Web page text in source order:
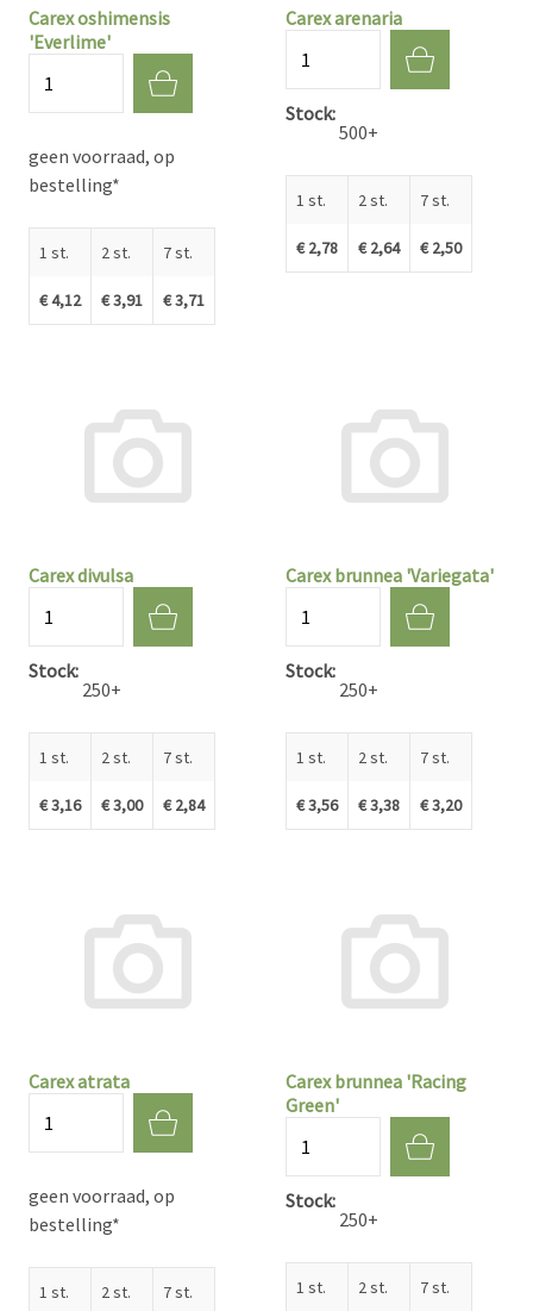
Carex oshimensis
'Everlime'
geen voorraad, op
bestelling*
1 st.
€ 4,12
2 st.
€ 3,91
7 st.
€ 3,71
Carex arenaria
Stock
500+
1 st.
€ 2,78
2 st.
€ 2,64
7 st.
€ 2,50
Carex divulsa
Stock
250+
1 st.
€ 3,16
2 st.
€ 3,00
7 st.
€ 2,84
Carex brunnea 'Variegata'
Stock
250+
1 st.
€ 3,56
2 st.
€ 3,38
7 st.
€ 3,20
Carex atrata
geen voorraad, op
bestelling*
1 st. 2 st. 7 st.
Carex brunnea 'Racing
Green'
Stock
250+
1 st. 2 st. 7 st.